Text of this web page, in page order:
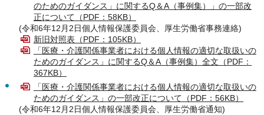
のためのガイダンス」に関するQ＆A（事例集）」の一部改
正について（PDF：58KB）
(令和6年12月2日個人情報保護委員会、厚生労働省事務連絡)
新旧対照表（PDF：105KB）
「医療・介護関係事業者における個人情報の適切な取扱いの
ためのガイダンス」に関するQ＆A（事例集）全文（PDF：
367KB）
「医療・介護関係事業者における個人情報の適切な取扱いの
ためのガイダンス」の一部改正について（PDF：56KB）
(令和6年12月2日個人情報保護委員会、厚生労働省通知)